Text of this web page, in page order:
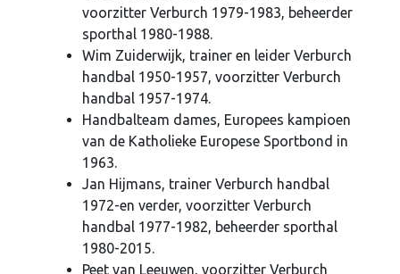
voorzitter Verburch 1979-1983, beheerder
sporthal 1980-1988.
Wim Zuiderwijk, trainer en leider Verburch
handbal 1950-1957, voorzitter Verburch
handbal 1957-1974.
Handbalteam dames, Europees kampioen
van de Katholieke Europese Sportbond in
1963.
Jan Hijmans, trainer Verburch handbal
1972-en verder, voorzitter Verburch
handbal 1977-1982, beheerder sporthal
1980-2015.
Peet van Leeuwen, voorzitter Verburch